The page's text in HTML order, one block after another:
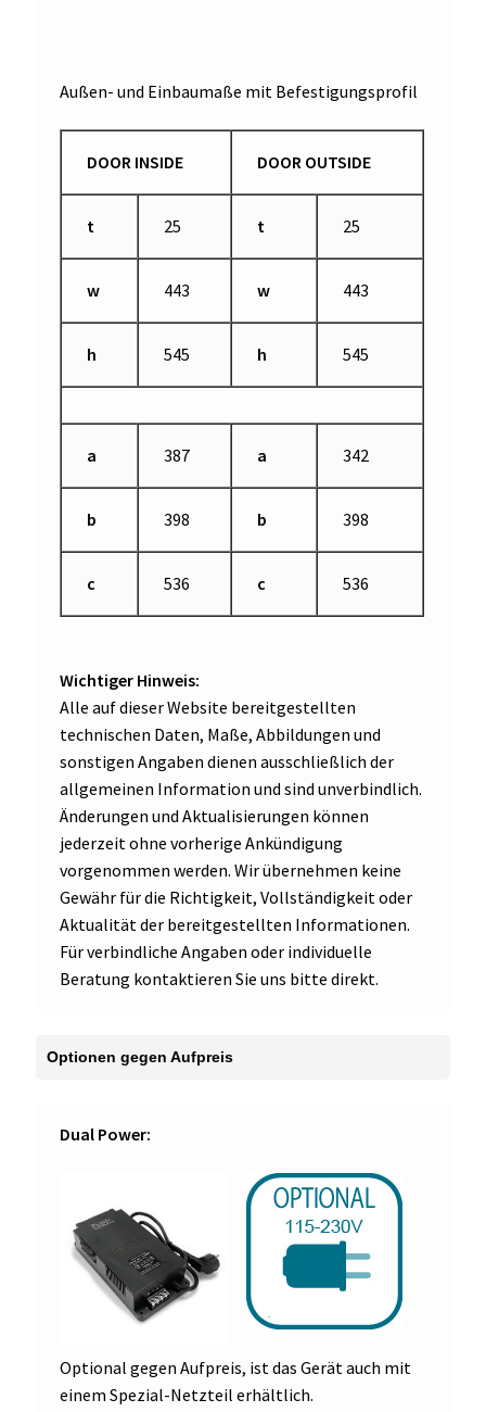
Außen- und Einbaumaße mit Befestigungsprofil
DOOR INSIDE DOOR OUTSIDE
t 25 t 25
w 443 w 443
h 545 h 545
a 387 a 342
b 398 b 398
c 536 c 536
Wichtiger Hinweis:
Alle auf dieser Website bereitgestellten
technischen Daten, Maße, Abbildungen und
sonstigen Angaben dienen ausschließlich der
allgemeinen Information und sind unverbindlich.
Änderungen und Aktualisierungen können
jederzeit ohne vorherige Ankündigung
vorgenommen werden. Wir übernehmen keine
Gewähr für die Richtigkeit, Vollständigkeit oder
Aktualität der bereitgestellten Informationen.
Für verbindliche Angaben oder individuelle
Beratung kontaktieren Sie uns bitte direkt.
Optionen gegen Aufpreis
Dual Power:
Optional gegen Aufpreis, ist das Gerät auch mit
einem Spezial-Netzteil erhältlich.